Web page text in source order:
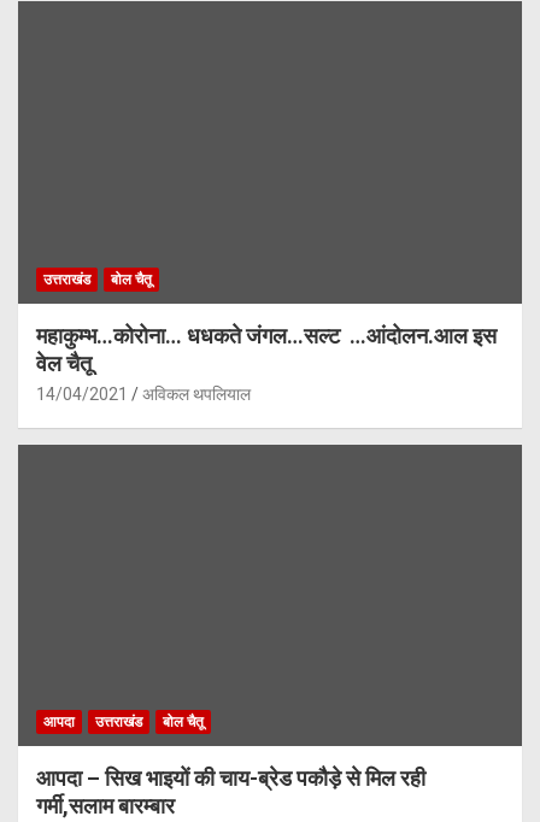
उत्तराखंड बोल चैतू
महाकुम्भ…कोरोना… धधकते जंगल…सल्ट …आंदोलन.आल इस
वेल चैतू
14/04/2021 अविकल थपलियाल
आपदा उत्तराखंड बोल चैतू
आपदा – सिख भाइयों की चाय-ब्रेड पकौड़े से मिल रही
गर्मी,सलाम बारम्बार